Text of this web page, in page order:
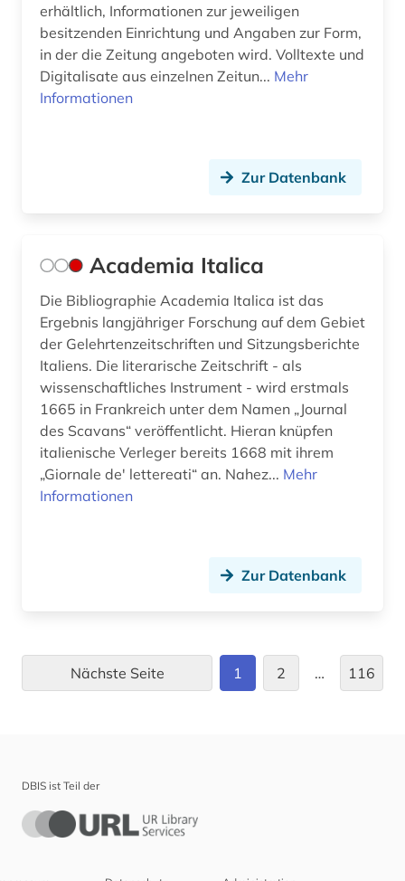
bildsammlung (1)
bildung (14)
biografie (56)
biografie anfänge-1970 (1)
biographie (56)
biographie 1815-1950 (1)
biographie 1815-2005 (1)
biographien (3)
biomedical (1)
bodensee-gebiet (1)
erhältlich, Informationen zur jeweiligen
besitzenden Einrichtung und Angaben zur Form,
in der die Zeitung angeboten wird. Volltexte und
Digitalisate aus einzelnen Zeitun... Mehr
Informationen
Zur Datenbank
Academia Italica
Die Bibliographie Academia Italica ist das
Ergebnis langjähriger Forschung auf dem Gebiet
der Gelehrtenzeitschriften und Sitzungsberichte
Italiens. Die literarische Zeitschrift - als
wissenschaftliches Instrument - wird erstmals
1665 in Frankreich unter dem Namen „Journal
des Scavans“ veröffentlicht. Hieran knüpfen
italienische Verleger bereits 1668 mit ihrem
„Giornale de' lettereati“ an. Nahez... Mehr
Informationen
Zur Datenbank
Nächste Seite 1 2 … 116
DBIS ist Teil der